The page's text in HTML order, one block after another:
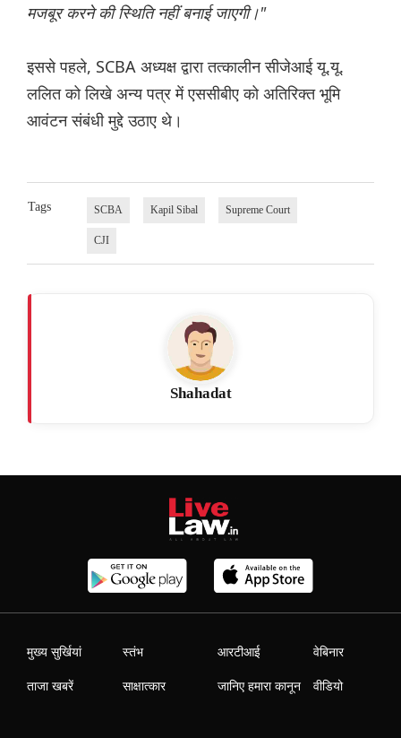
मजबूर करने की स्थिति नहीं बनाई जाएगी।"
इससे पहले, SCBA अध्यक्ष द्वारा तत्कालीन सीजेआई यू.यू.
ललित को लिखे अन्य पत्र में एससीबीए को अतिरिक्त भूमि
आवंटन संबंधी मुद्दे उठाए थे।
Tags SCBA Kapil Sibal Supreme Court
CJI
Shahadat
मुख्य सुर्खियां
ताजा खबरें
स्तंभ
साक्षात्कार
आरटीआई
जानिए हमारा कानून
वेबिनार
वीडियो